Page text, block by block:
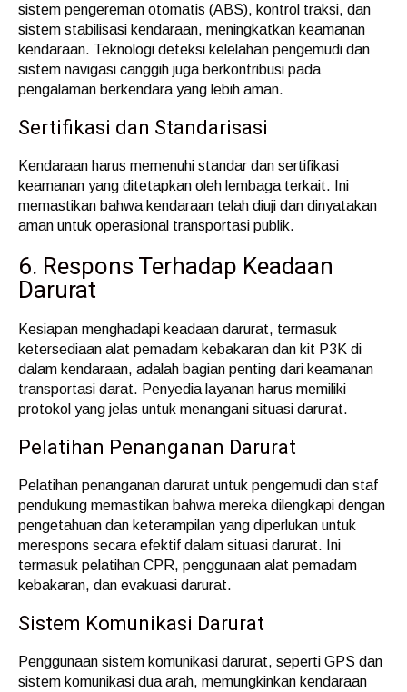
sistem pengereman otomatis (ABS), kontrol traksi, dan
sistem stabilisasi kendaraan, meningkatkan keamanan
kendaraan. Teknologi deteksi kelelahan pengemudi dan
sistem navigasi canggih juga berkontribusi pada
pengalaman berkendara yang lebih aman.
Sertifikasi dan Standarisasi
Kendaraan harus memenuhi standar dan sertifikasi
keamanan yang ditetapkan oleh lembaga terkait. Ini
memastikan bahwa kendaraan telah diuji dan dinyatakan
aman untuk operasional transportasi publik.
6. Respons Terhadap Keadaan
Darurat
Kesiapan menghadapi keadaan darurat, termasuk
ketersediaan alat pemadam kebakaran dan kit P3K di
dalam kendaraan, adalah bagian penting dari keamanan
transportasi darat. Penyedia layanan harus memiliki
protokol yang jelas untuk menangani situasi darurat.
Pelatihan Penanganan Darurat
Pelatihan penanganan darurat untuk pengemudi dan staf
pendukung memastikan bahwa mereka dilengkapi dengan
pengetahuan dan keterampilan yang diperlukan untuk
merespons secara efektif dalam situasi darurat. Ini
termasuk pelatihan CPR, penggunaan alat pemadam
kebakaran, dan evakuasi darurat.
Sistem Komunikasi Darurat
Penggunaan sistem komunikasi darurat, seperti GPS dan
sistem komunikasi dua arah, memungkinkan kendaraan